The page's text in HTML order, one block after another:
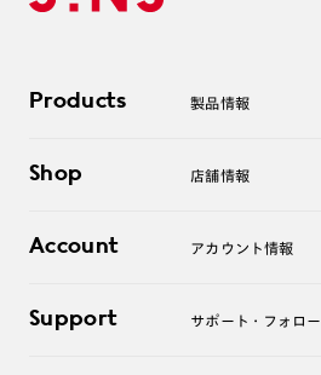
Products 製品情報
サングラス
コンタクトレンズ
アクセサリー
Shop 店舗情報
オンラインショップ
Account アカウント情報
ログアウト
Support サポート・フォロー